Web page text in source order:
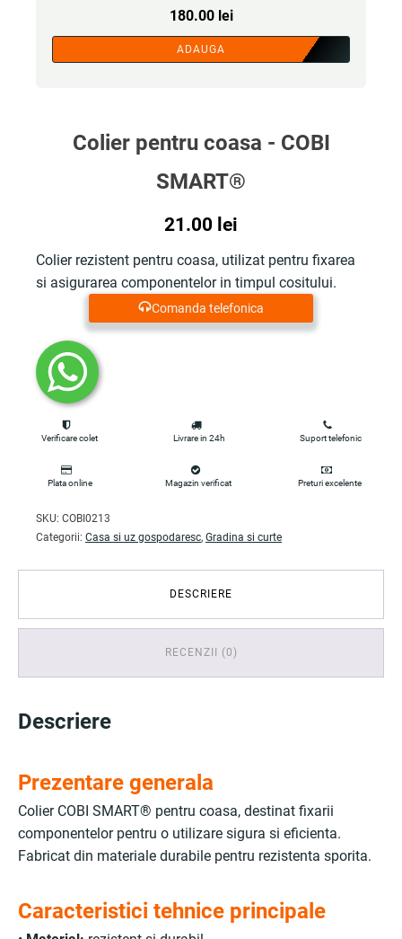
180.00 lei
ADAUGA
Colier pentru coasa - COBI
SMART®
21.00 lei
Colier rezistent pentru coasa, utilizat pentru fixarea
si asigurarea componentelor in timpul cositului.
Comanda telefonica
Verificare colet Livrare in 24h Suport telefonic
Plata online Magazin verificat Preturi excelente
SKU: COBI0213
Categorii: Casa si uz gospodaresc, Gradina si curte
DESCRIERE
RECENZII (0)
Descriere
Prezentare generala
Colier COBI SMART® pentru coasa, destinat fixarii
componentelor pentru o utilizare sigura si eficienta.
Fabricat din materiale durabile pentru rezistenta sporita.
Caracteristici tehnice principale